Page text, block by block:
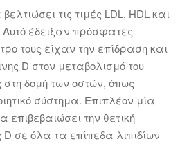
τις τιμές LDL, HDL και
Αυτό έδειξαν πρόσφατες
τους είχαν την επίδραση και
D στον μεταβολισμό του
δομή των οστών, όπως
σύστημα. Επιπλέον μία
επιβεβαιώσει την θετική
D σε όλα τα επίπεδα λιπιδίων